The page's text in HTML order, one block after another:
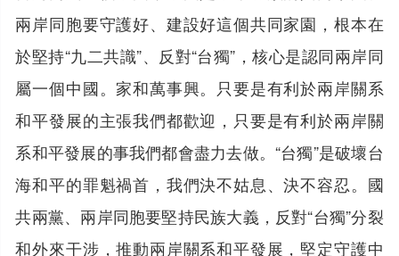
兩岸同胞要守護好、建設好這個共同家園，根本在
於堅持“九二共識”、反對“台獨”，核心是認同兩岸同
屬一個中國。家和萬事興。只要是有利於兩岸關系
和平發展的主張我們都歡迎，只要是有利於兩岸關
系和平發展的事我們都會盡力去做。“台獨”是破壞台
海和平的罪魁禍首，我們決不姑息、決不容忍。國
共兩黨、兩岸同胞要堅持民族大義，反對“台獨”分裂
和外來干涉，推動兩岸關系和平發展，堅定守護中